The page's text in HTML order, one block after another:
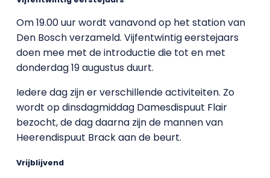
Om 19.00 uur wordt vanavond op het station van
Den Bosch verzameld. Vijfentwintig eerstejaars
doen mee met de introductie die tot en met
donderdag 19 augustus duurt.
Iedere dag zijn er verschillende activiteiten. Zo
wordt op dinsdagmiddag Damesdispuut Flair
bezocht, de dag daarna zijn de mannen van
Heerendispuut Brack aan de beurt.
Vrijblijvend